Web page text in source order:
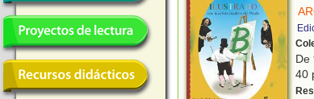
De
40